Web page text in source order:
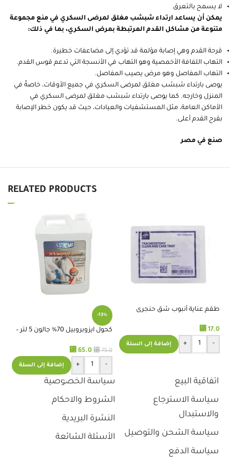
لا يسمح بالتعرق
يمكن أن يساعد ارتداء شبشب مغلق لمرضى السكري في منع مجموعة
متنوعة من مشاكل القدم المرتبطة بمرض السكري، بما في ذلك:
قرحة القدم وهي إصابة مؤلمة قد تؤدي إلى مضاعفات خطيرة.
التهاب اللفافة الأخمصية وهو التهاب في الأنسجة التي تدعم قوس القدم.
التهاب المفاصل وهو مرض يصيب المفاصل.
يوصى بارتداء شبشب مغلق لمرضى السكري في جميع الأوقات، خاصةً في
المنزل وخارجه. كما يوصى بارتداء شبشب مغلق لمرضى السكري في
الأماكن العامة، مثل المستشفيات والعيادات، حيث قد يكون خطر الإصابة
بقرح القدم أعلى.
صنع في مصر
RELATED PRODUCTS
طقم عناية أنبوب شق حنجرى
⃁ 17.0
-
+ إضافة إلى السلة
-13%
كحول ايزوبروبيل 70% جالون 5 لتر –
⃁75.0
⃁ 65.0
-
+ إضافة إلى السلة
اتفاقية البيع
سياسة الاسترجاع
والاستبدال
سياسة الشحن والتوصيل
سياسة الدفع
سياسة الخصوصية
الشروط والاحكام
النشرة البريدية
الأسئلة الشائعة